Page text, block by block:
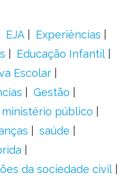
EJA
Experiências
Educação Infantil
Escolar
Gestão
ministério público
saúde
da sociedade civil